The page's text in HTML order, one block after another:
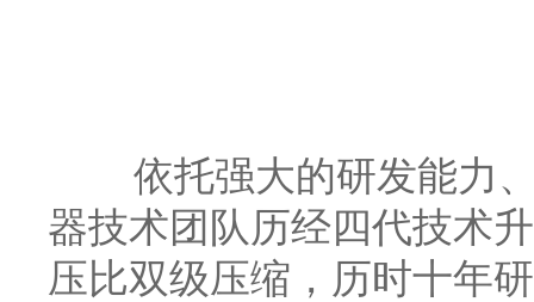
依托强大的研发能力、
器技术团队历经四代技术
压比双级压缩，历时十年